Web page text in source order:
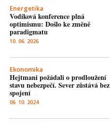
Energetika
Vodíková konference plná
optimismu: Došlo ke změně
paradigmatu
10. 06. 2026
Ekonomika
Hejtmani požádali o prodloužení
stavu nebezpečí. Sever zůstává bez
spojení
06. 10. 2024